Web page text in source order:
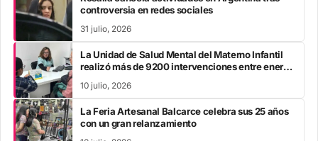
controversia en redes sociales
31 julio, 2026
La Unidad de Salud Mental del Materno Infantil
realizó más de 9200 intervenciones entre enero
10 julio, 2026
La Feria Artesanal Balcarce celebra sus 25 años
con un gran relanzamiento